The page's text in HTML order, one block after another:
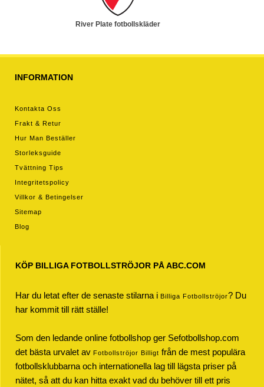
River Plate fotbollskläder
INFORMATION
Kontakta Oss
Frakt & Retur
Hur Man Beställer
Storleksguide
Tvättning Tips
Integritetspolicy
Villkor & Betingelser
Sitemap
Blog
KÖP BILLIGA FOTBOLLSTRÖJOR PÅ ABC.COM
Har du letat efter de senaste stilarna i Billiga Fotbollströjor? Du
har kommit till rätt ställe!
Som den ledande online fotbollshop ger Sefotbollshop.com
det bästa urvalet av Fotbollströjor Billigt från de mest populära
fotbollsklubbarna och internationella lag till lägsta priser på
nätet, så att du kan hitta exakt vad du behöver till ett pris